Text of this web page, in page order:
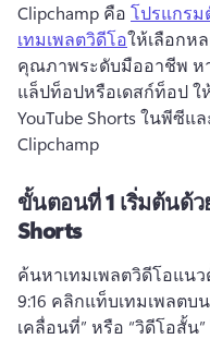
Clipchamp คือ โปรแกรม
เทมเพลตวิดีโอให้เลือกห
คุณภาพระดับมืออาชีพ ห
แล็ปท็อปหรือเดสก์ท็อป
YouTube Shorts ในพีซี
Clipchamp
ขั้นตอนที่ 1 เริ่มต้นด้ว
Shorts
ค้นหาเทมเพลตวิดีโอแน
9:16 คลิกแท็บเทมเพลตบ
เคลื่อนที่” หรือ “วิดีโอสั้น